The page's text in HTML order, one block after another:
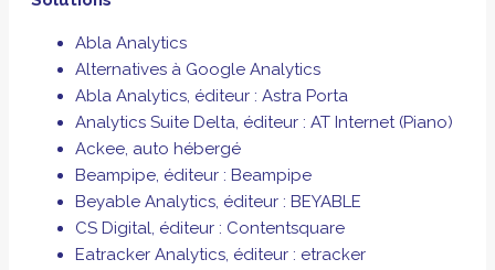
Abla Analytics
Alternatives à Google Analytics
Abla Analytics, éditeur : Astra Porta
Analytics Suite Delta, éditeur : AT Internet (Piano)
Ackee, auto hébergé
Beampipe, éditeur : Beampipe
Beyable Analytics, éditeur : BEYABLE
CS Digital, éditeur : Contentsquare
Eatracker Analytics, éditeur : etracker